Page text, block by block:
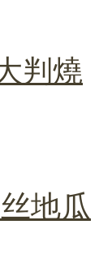
判燒
地瓜